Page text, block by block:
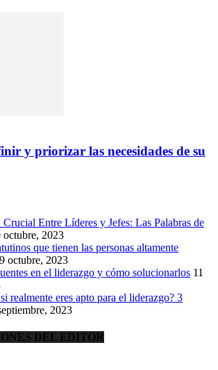
y priorizar las necesidades de su
Entre Líderes y Jefes: Las Palabras de
octubre, 2023
que tienen las personas altamente
octubre, 2023
en el liderazgo y cómo solucionarlos 11
realmente eres apto para el liderazgo? 3
2023
DEL EDITOR